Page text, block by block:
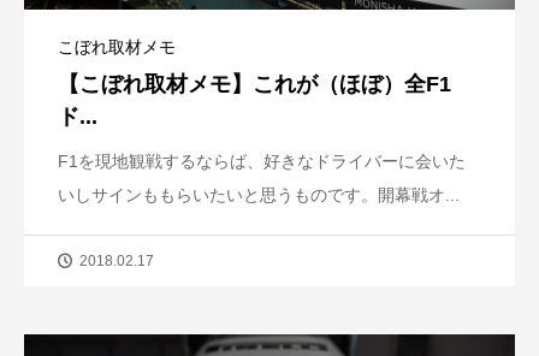
こぼれ取材メモ
【こぼれ取材メモ】これが（ほぼ）全F1
ド...
F1を現地観戦するならば、好きなドライバーに会いた
いしサインももらいたいと思うものです。開幕戦オ...
2018.02.17